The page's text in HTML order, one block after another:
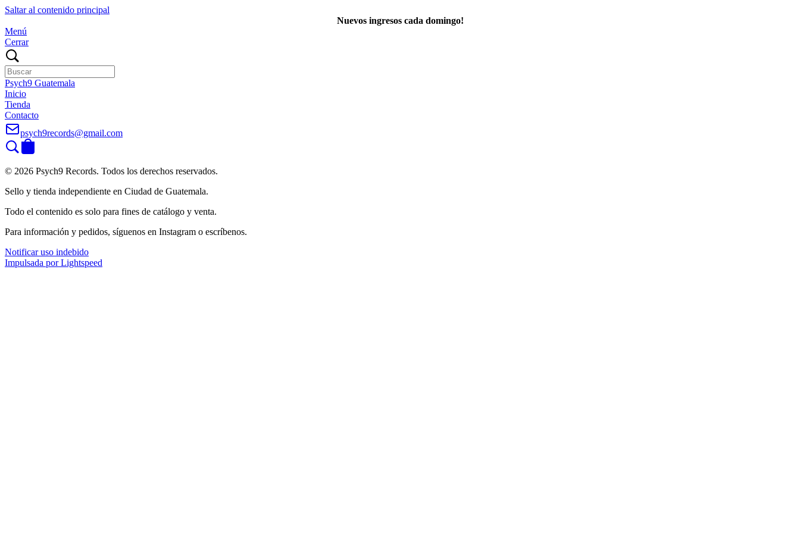
Saltar al contenido principal
Nuevos ingresos cada domingo!
Menú
Cerrar
Psych9 Guatemala
Inicio
Tienda
Contacto
psych9records@gmail.com
© 2026 Psych9 Records. Todos los derechos reservados.
Sello y tienda independiente en Ciudad de Guatemala.
Todo el contenido es solo para fines de catálogo y venta.
Para información y pedidos, síguenos en Instagram o escríbenos.
Notificar uso indebido
Impulsada por Lightspeed